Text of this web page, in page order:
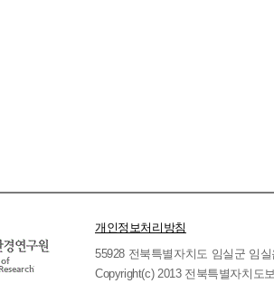
개인정보처리방침
55928 전북특별자치도 임실군 임
Copyright(c) 2013 전북특별자치도